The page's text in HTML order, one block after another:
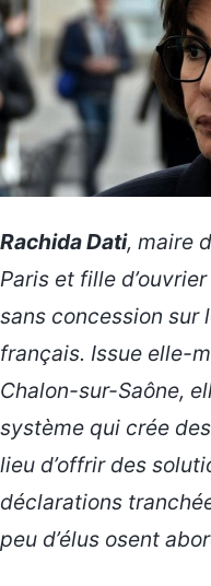
Rachida Dati, maire
Paris et fille
sans concession sur
français. Issue elle-
Chalon-sur-Saône,
système qui crée des
lieu d’offrir des
déclarations
peu d’élus osent